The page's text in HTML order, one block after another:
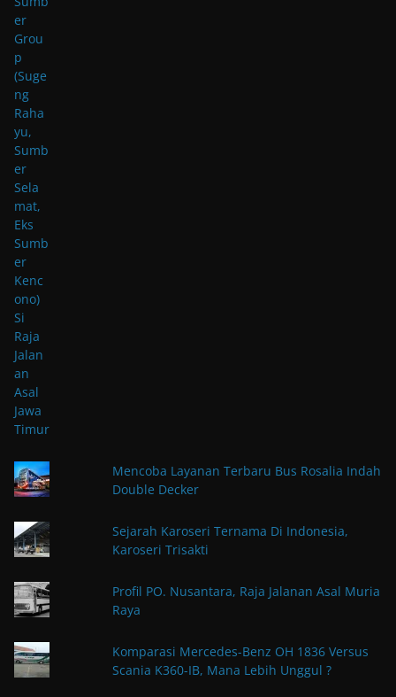
Mencoba Layanan Terbaru Bus Rosalia Indah
Double Decker
Sejarah Karoseri Ternama Di Indonesia,
Karoseri Trisakti
Profil PO. Nusantara, Raja Jalanan Asal Muria
Raya
Komparasi Mercedes-Benz OH 1836 Versus
Scania K360-IB, Mana Lebih Unggul ?